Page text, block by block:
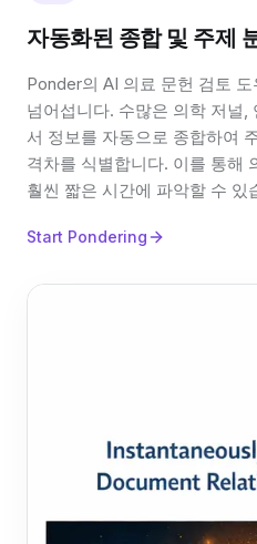
자동화된 종합 및 주제
Ponder의 AI 의료 문헌 검토
넘어섭니다. 수많은 의학 저널,
서 정보를 자동으로 종합하여
격차를 식별합니다. 이를 통해
훨씬 짧은 시간에 파악할 수 있
Start Pondering